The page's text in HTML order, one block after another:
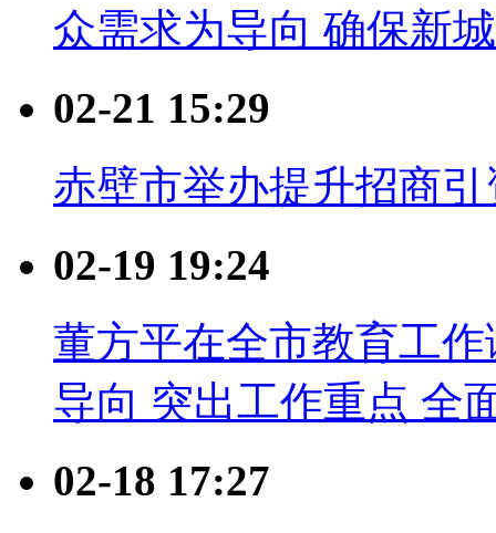
众需求为导向 确保新
02-21 15:29
赤壁市举办提升招商
02-19 19:24
董方平在全市教育工
导向 突出工作重点 全
02-18 17:27